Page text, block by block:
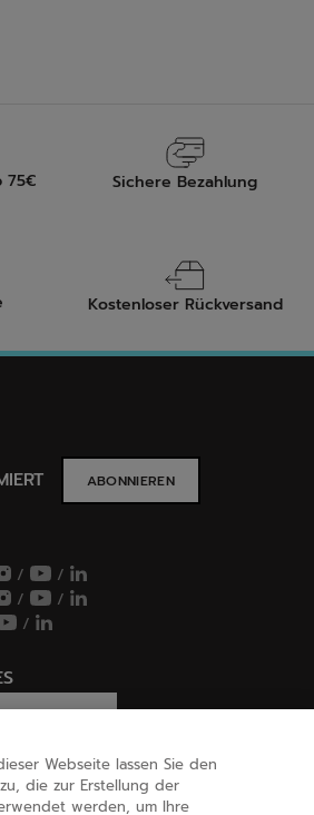
75€ Sichere Bezahlung
Kostenloser Rückversand
ABONNIEREN
/
/
/
/
/
lehne sie ab
Webseite lassen Sie den
die zur Erstellung der
werden, um Ihre